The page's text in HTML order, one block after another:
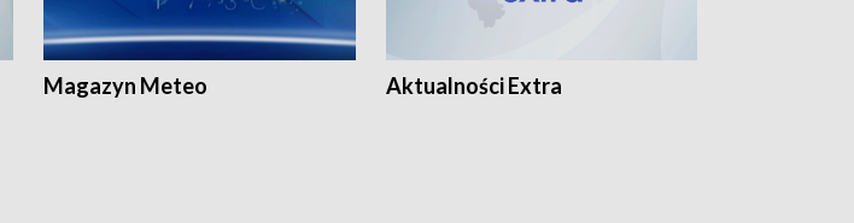
Magazyn Meteo Aktualności Extra